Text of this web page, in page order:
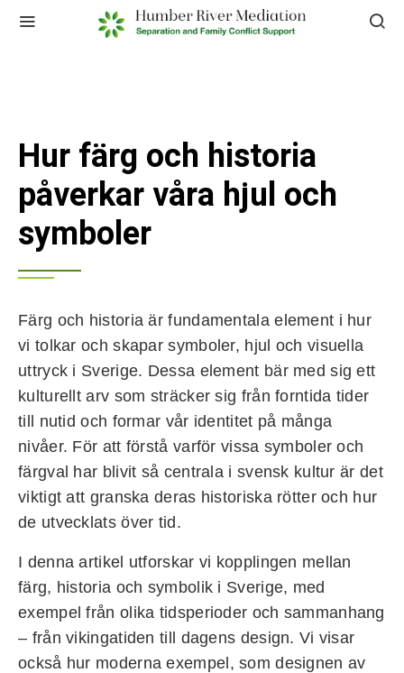
Hur färg och historia
påverkar våra hjul och
symboler
Färg och historia är fundamentala element i hur
vi tolkar och skapar symboler, hjul och visuella
uttryck i Sverige. Dessa element bär med sig ett
kulturellt arv som sträcker sig från forntida tider
till nutid och formar vår identitet på många
nivåer. För att förstå varför vissa symboler och
färgval har blivit så centrala i svensk kultur är det
viktigt att granska deras historiska rötter och hur
de utvecklats över tid.
I denna artikel utforskar vi kopplingen mellan
färg, historia och symbolik i Sverige, med
exempel från olika tidsperioder och sammanhang
– från vikingatiden till dagens design. Vi visar
också hur moderna exempel, som designen av